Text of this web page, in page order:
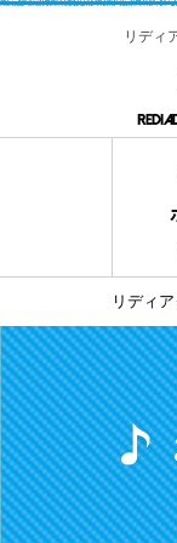
リディ
リディ